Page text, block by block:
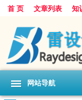
首 页 文章列表 知
网站导航